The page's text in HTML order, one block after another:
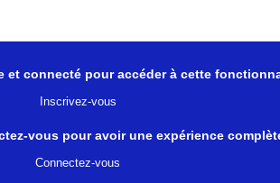
et connecté pour accéder à cette
Inscrivez-vous
vous pour avoir une expérience
Connectez-vous